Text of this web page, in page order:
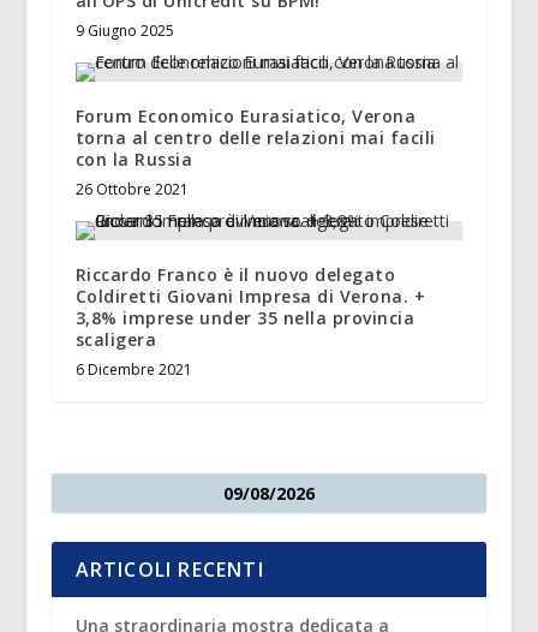
9 Giugno 2025
Forum Economico Eurasiatico, Verona
torna al centro delle relazioni mai facili
con la Russia
26 Ottobre 2021
Riccardo Franco è il nuovo delegato
Coldiretti Giovani Impresa di Verona. +
3,8% imprese under 35 nella provincia
scaligera
6 Dicembre 2021
09/08/2026
ARTICOLI RECENTI
Una straordinaria mostra dedicata a